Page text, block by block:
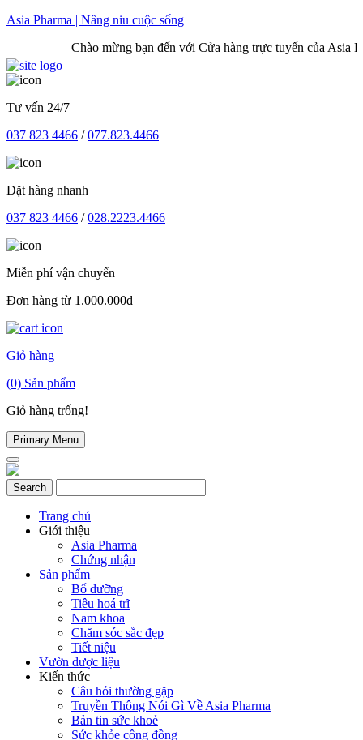
Skip
Asia Pharma | Nâng niu cuộc sống
Chào mừng bạn đến với Cửa hàng trực tuyến của Asia Pharma
Tư vấn 24/7
037 823 4466 /077.823.4466
Đặt hàng nhanh
037 823 4466 /028.2223.4466
Miễn phí vận chuyển
Đơn hàng từ 1.000.000đ
Giỏ hàng
(0) Sản phẩm
Giỏ hàng trống!
Primary Menu
Trang chủ
Giới thiệu
Asia Pharma
Chứng nhận
Sản phẩm
Bổ dưỡng
Tiêu hoá trĩ
Nam khoa
Chăm sóc sắc đẹp
Tiết niệu
Vườn dược liệu
Kiến thức
Câu hỏi thường gặp
Truyền Thông Nói Gì Về Asia Pharma
Bản tin sức khoẻ
Sức khỏe cộng đồng